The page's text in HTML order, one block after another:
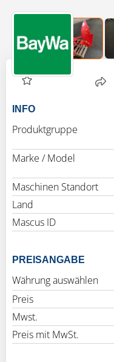
INFO
Produktgruppe
Marke / Model
Maschinen Standort
Land
Mascus ID
PREISANGABE
Währung auswählen
Preis
Mwst.
Preis mit MwSt.